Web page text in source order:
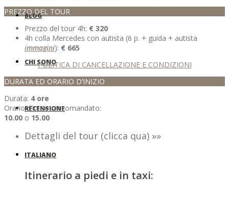
BLOG
CHI SONO
RECENSIONE
ITALIANO
PREZZO DEL TOUR
Prezzo del tour 4h: € 320
4h colla Mercedes con autista (6 p. + guida + autista
immagini): € 665
POLITICA DI CANCELLAZIONE E CONDIZIONI
DURATA ED ORARIO D’INIZIO
Durata: 4 ore
Orario d’inizio raccomandato:
10.00 o 15.00
Dettagli del tour (clicca qua) »»
Itinerario a piedi e in taxi: